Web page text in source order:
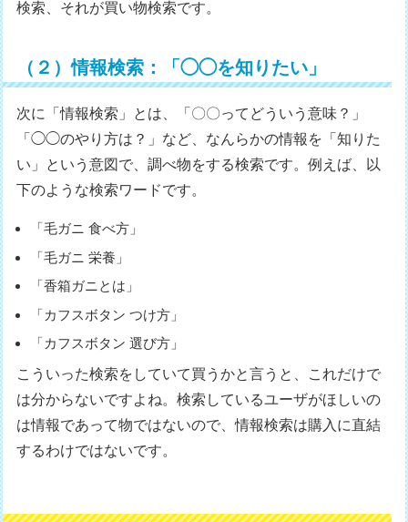
検索、それが買い物検索です。
（２）情報検索：「◯◯を知りたい」
次に「情報検索」とは、「〇〇ってどういう意味？」
「◯◯のやり方は？」など、なんらかの情報を「知りた
い」という意図で、調べ物をする検索です。例えば、以
下のような検索ワードです。
「毛ガニ 食べ方」
「毛ガニ 栄養」
「香箱ガニとは」
「カフスボタン つけ方」
「カフスボタン 選び方」
こういった検索をしていて買うかと言うと、これだけで
は分からないですよね。検索しているユーザがほしいの
は情報であって物ではないので、情報検索は購入に直結
するわけではないです。